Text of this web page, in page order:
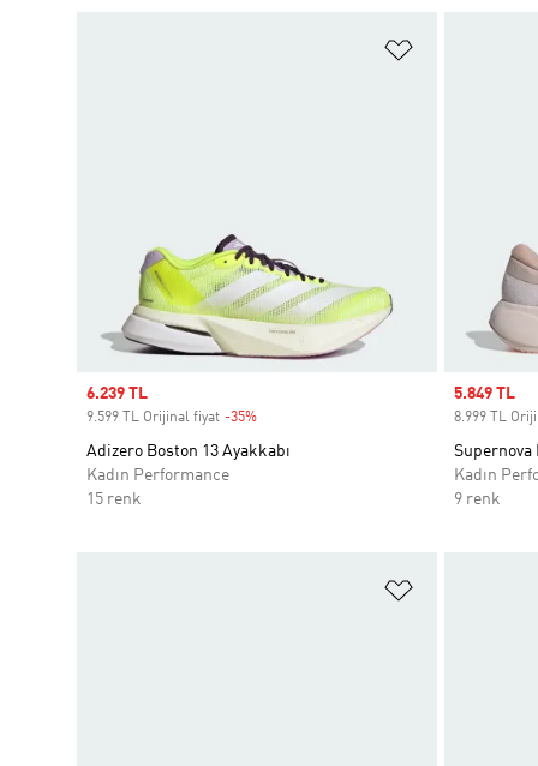
Sale price
6.239 TL
9.599 TL Orijinal fiyat -35%
Adizero Boston 13 Ayakkabı
Kadın Performance
15 renk
Sale price
5.849 TL
8.999 TL
Supernova
Kadın
9 renk